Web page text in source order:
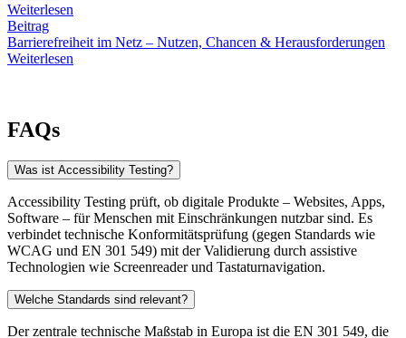
Weiterlesen
Beitrag
Barrierefreiheit im Netz – Nutzen, Chancen & Herausforderungen
Weiterlesen
FAQs
Was ist Accessibility Testing?
Accessibility Testing prüft, ob digitale Produkte – Websites, Apps,
Software – für Menschen mit Einschränkungen nutzbar sind. Es
verbindet technische Konformitätsprüfung (gegen Standards wie
WCAG und EN 301 549) mit der Validierung durch assistive
Technologien wie Screenreader und Tastaturnavigation.
Welche Standards sind relevant?
Der zentrale technische Maßstab in Europa ist die EN 301 549, die